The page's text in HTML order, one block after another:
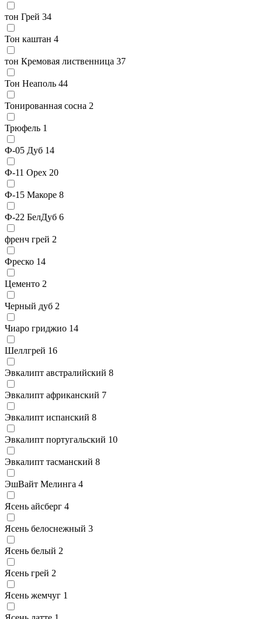
тон Грей 34
Тон каштан 4
тон Кремовая лиственница 37
Тон Неаполь 44
Тонированная сосна 2
Трюфель 1
Ф-05 Дуб 14
Ф-11 Орех 20
Ф-15 Макоре 8
Ф-22 БелДуб 6
френч грей 2
Фреско 14
Цементо 2
Черный дуб 2
Чиаро гриджио 14
Шеллгрей 16
Эвкалипт австралийский 8
Эвкалипт африканский 7
Эвкалипт испанский 8
Эвкалипт португальский 10
Эвкалипт тасманский 8
ЭшВайт Мелинга 4
Ясень айсберг 4
Ясень белоснежный 3
Ясень белый 2
Ясень грей 2
Ясень жемчуг 1